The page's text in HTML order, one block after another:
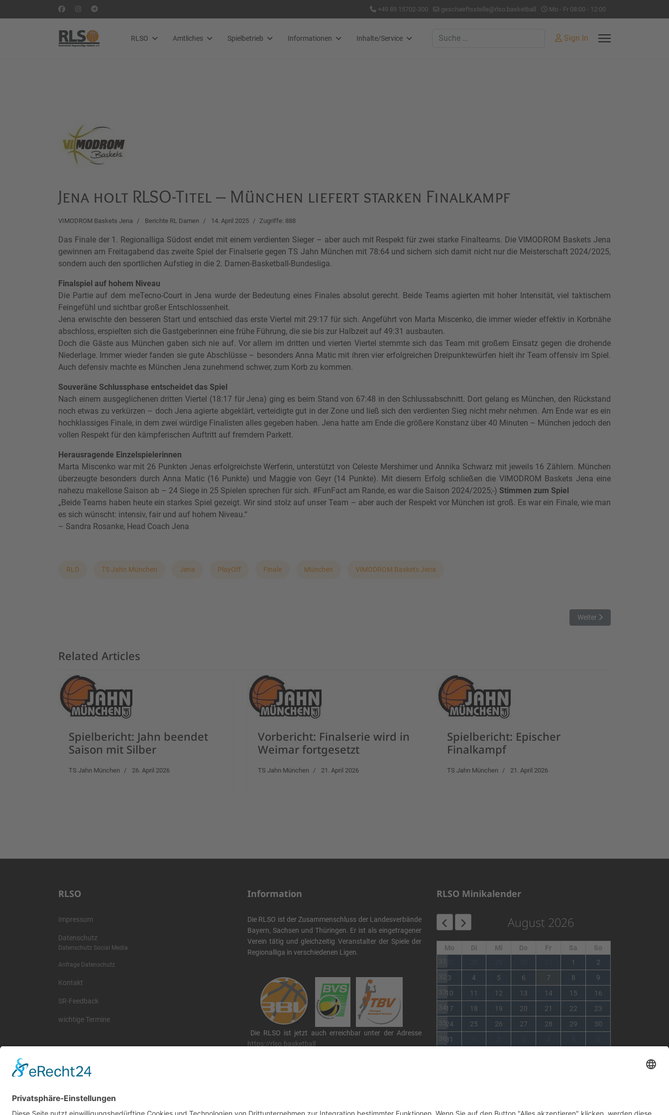
+49 89 15702-300 geschaeftsstelle@rlso.basketball Mo - Fr 08:00 - 12:00
RLSO Amtliches Spielbetrieb Informationen Inhalte/Service Suchen Sign In
Jena holt RLSO-Titel – München liefert starken Finalkampf
VIMODROM Baskets Jena Berichte RL Damen 14. April 2025 Zugriffe: 888
Das Finale der 1. Regionalliga Südost endet mit einem verdienten Sieger – aber auch mit Respekt für zwei starke Finalteams. Die VIMODROM Baskets Jena
gewinnen am Freitagabend das zweite Spiel der Finalserie gegen TS Jahn München mit 78:64 und sichern sich damit nicht nur die Meisterschaft 2024/2025,
sondern auch den sportlichen Aufstieg in die 2. Damen-Basketball-Bundesliga.
Finalspiel auf hohem Niveau
Die Partie auf dem meTecno-Court in Jena wurde der Bedeutung eines Finales absolut gerecht. Beide Teams agierten mit hoher Intensität, viel taktischem
Feingefühl und sichtbar großer Entschlossenheit.
Jena erwischte den besseren Start und entschied das erste Viertel mit 29:17 für sich. Angeführt von Marta Miscenko, die immer wieder effektiv in Korbnähe
abschloss, erspielten sich die Gastgeberinnen eine frühe Führung, die sie bis zur Halbzeit auf 49:31 ausbauten.
Doch die Gäste aus München gaben sich nie auf. Vor allem im dritten und vierten Viertel stemmte sich das Team mit großem Einsatz gegen die drohende
Niederlage. Immer wieder fanden sie gute Abschlüsse – besonders Anna Matic mit ihren vier erfolgreichen Dreipunktewürfen hielt ihr Team offensiv im Spiel.
Auch defensiv machte es München Jena zunehmend schwer, zum Korb zu kommen.
Souveräne Schlussphase entscheidet das Spiel
Nach einem ausgeglichenen dritten Viertel (18:17 für Jena) ging es beim Stand von 67:48 in den Schlussabschnitt. Dort gelang es München, den Rückstand
noch etwas zu verkürzen – doch Jena agierte abgeklärt, verteidigte gut in der Zone und ließ sich den verdienten Sieg nicht mehr nehmen. Am Ende war es ein
hochklassiges Finale, in dem zwei würdige Finalisten alles gegeben haben. Jena hatte am Ende die größere Konstanz über 40 Minuten – München jedoch den
vollen Respekt für den kämpferischen Auftritt auf fremdem Parkett.
Herausragende Einzelspielerinnen
Marta Miscenko war mit 26 Punkten Jenas erfolgreichste Werferin, unterstützt von Celeste Mershimer und Annika Schwarz mit jeweils 16 Zählern. München
überzeugte besonders durch Anna Matic (16 Punkte) und Maggie von Geyr (14 Punkte). Mit diesem Erfolg schließen die VIMODROM Baskets Jena eine
nahezu makellose Saison ab – 24 Siege in 25 Spielen sprechen für sich. #FunFact am Rande, es war die Saison 2024/2025;-) Stimmen zum Spiel
„Beide Teams haben heute ein starkes Spiel gezeigt. Wir sind stolz auf unser Team – aber auch der Respekt vor München ist groß. Es war ein Finale, wie man
es sich wünscht: intensiv, fair und auf hohem Niveau.“
– Sandra Rosanke, Head Coach Jena
RLD TS Jahn München Jena PlayOff Finale München VIMODROM Baskets Jena
Nächster Beitrag:
Weiter
Related Articles
Spielbericht: Jahn beendet
Saison mit Silber
TS Jahn München 26. April 2026
Vorbericht: Finalserie wird in
Weimar fortgesetzt
TS Jahn München 21. April 2026
Spielbericht: Epischer
Finalkampf
TS Jahn München 21. April 2026
RLSO
Impressum
Datenschutz
Datenschutz Social Media
Anfrage Datenschutz
Kontakt
SR-Feedback
wichtige Termine
Information
Die RLSO ist der Zusammenschluss der Landesverbände
Bayern, Sachsen und Thüringen. Er ist als eingetragener
Verein tätig und gleichzeitig Veranstalter der Spiele der
Regionalliga in verschiedenen Ligen.
Die RLSO ist jetzt auch erreichbar unter der Adresse
https://rlso.basketball
RLSO Minikalender
August 2026
Mo Di Mi Do Fr Sa
So
31
1
2
32 3 4 5 6 7 8
9
3310 11 12 13 14 15
16
3417 18 19 20 21 22
23
3524 25 26 27 28 29
30
3631